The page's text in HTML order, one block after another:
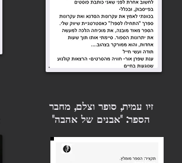
זיו עמית, סופר וצלם, מחבר
הספר: "אבנים של אהבה"